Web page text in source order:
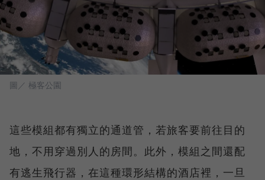
圖／ 極客公園
這些模組都有獨立的通道管，若旅客要前往目的
地，不用穿過別人的房間。此外，模組之間還配
有逃生飛行器，在這種環形結構的酒店裡，一旦